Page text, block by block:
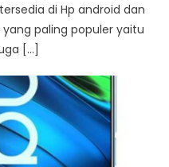
di Hp android dan
paling populer yaitu
[…]